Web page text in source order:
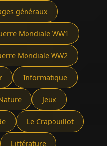
généraux
Mondiale WW1
Mondiale WW2
Informatique
Jeux
Le Crapouillot
Littérature